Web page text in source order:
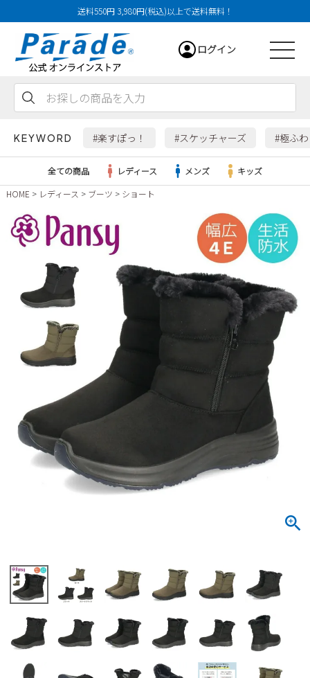
送料550円 3,980円(税込)以上で送料無料！
ログイン
KEYWORD #楽すぽっ！ #スケッチャーズ #極ふ
レディース
すべての商品
レインシューズ
ローファー
カジュアルシューズ
ウェア
Parade
SKECHERS
メンズ
すべての商品
サンダル
レインシューズ
スニーカー
ビジネス・ドレスシューズ
ワークシューズ
ブーツ
ウェア
キッズ
すべての商品
サンダル
レインシューズ
スニーカー
ブーツ
Parade
NEW
すべての商品
レディース新入荷
メンズ新入荷
SALE
すべての商品
キッズSALE
バッグ
ボディバッグ
ハンドバッグ
すべての商品
ケア用品
雑貨
ご利用ガイド
全ての商品 レディース メンズ
キッズ
HOME
レディース ブーツ ショート